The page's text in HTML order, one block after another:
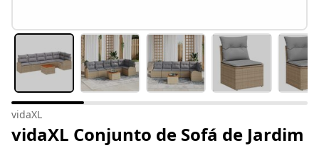
vidaXL
vidaXL Conjunto de Sofá de Jardim